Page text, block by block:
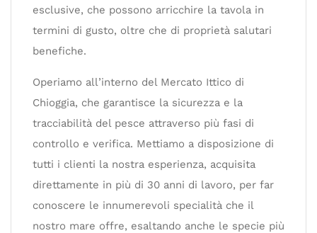
esclusive, che possono arricchire la tavola in
termini di gusto, oltre che di proprietà salutari
benefiche.
Operiamo all’interno del Mercato Ittico di
Chioggia, che garantisce la sicurezza e la
tracciabilità del pesce attraverso più fasi di
controllo e verifica. Mettiamo a disposizione di
tutti i clienti la nostra esperienza, acquisita
direttamente in più di 30 anni di lavoro, per far
conoscere le innumerevoli specialità che il
nostro mare offre, esaltando anche le specie più